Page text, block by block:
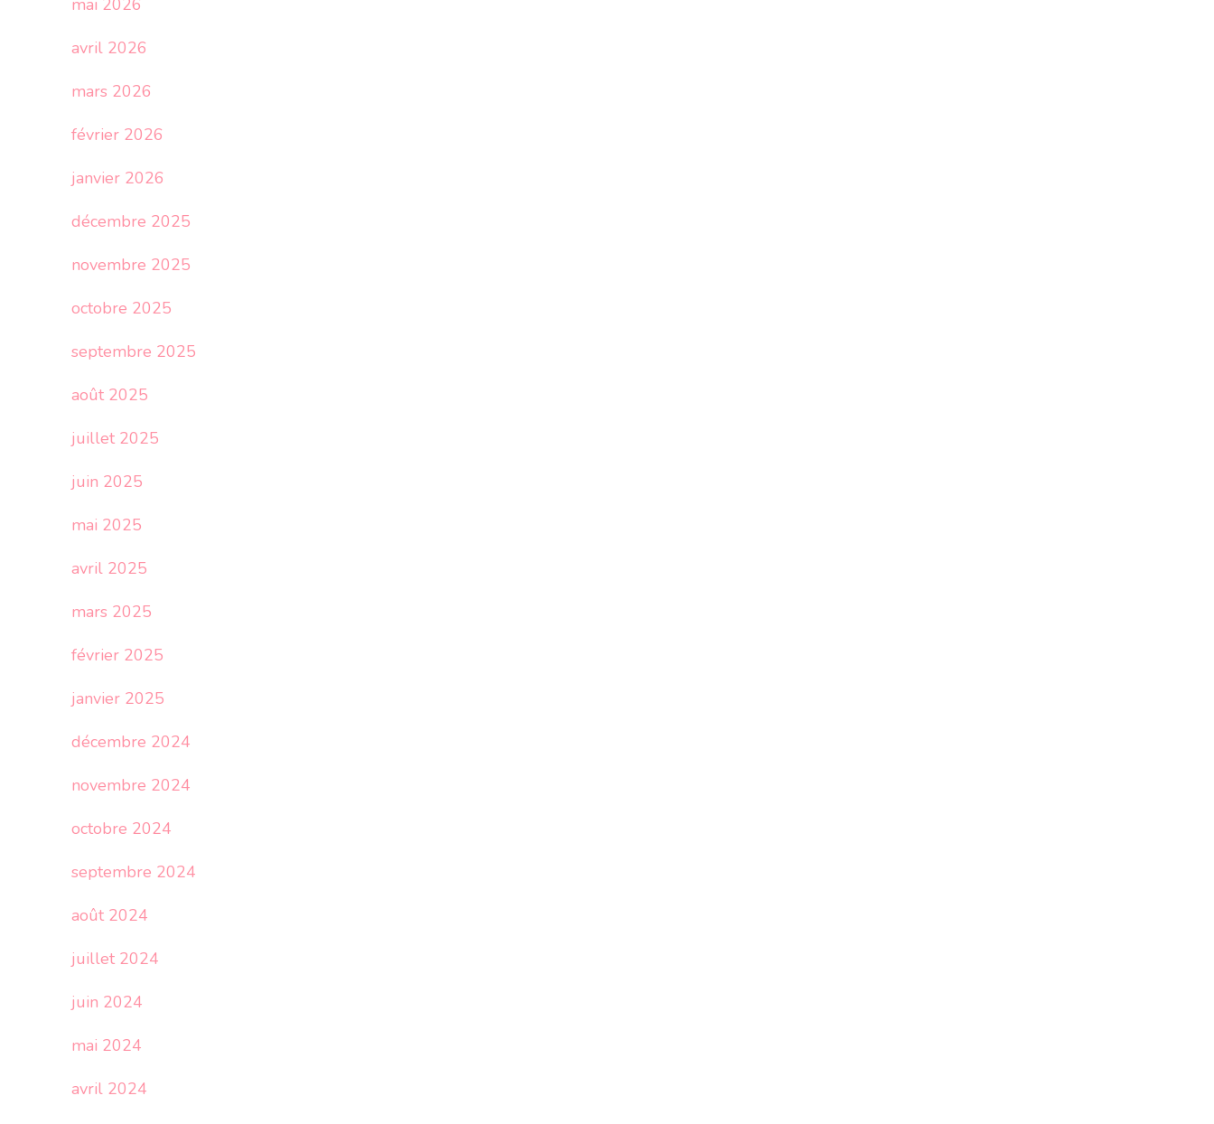
mai 2026
avril 2026
mars 2026
février 2026
janvier 2026
décembre 2025
novembre 2025
octobre 2025
septembre 2025
août 2025
juillet 2025
juin 2025
mai 2025
avril 2025
mars 2025
février 2025
janvier 2025
décembre 2024
novembre 2024
octobre 2024
septembre 2024
août 2024
juillet 2024
juin 2024
mai 2024
avril 2024